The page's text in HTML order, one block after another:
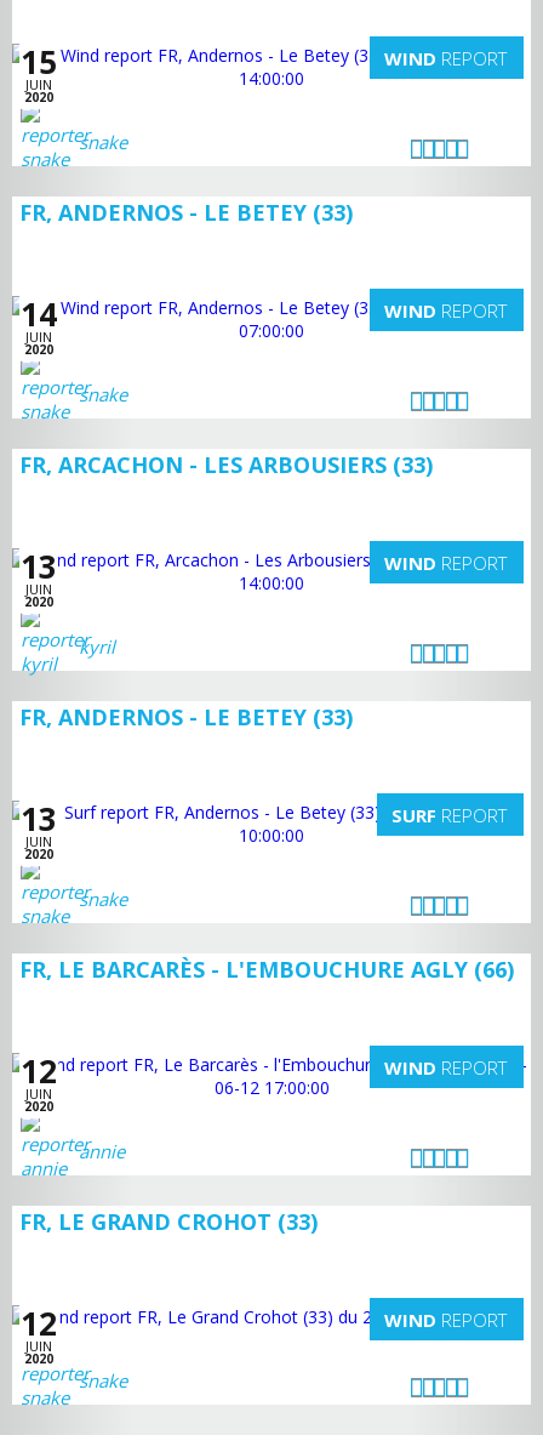
15
JUIN
2020
WIND REPORT
snake
FR, ANDERNOS - LE BETEY (33)
14
JUIN
2020
WIND REPORT
snake
FR, ARCACHON - LES ARBOUSIERS (33)
13
JUIN
2020
WIND REPORT
kyril
FR, ANDERNOS - LE BETEY (33)
13
JUIN
2020
SURF REPORT
snake
FR, LE BARCARÈS - L'EMBOUCHURE AGLY (66)
12
JUIN
2020
WIND REPORT
annie
FR, LE GRAND CROHOT (33)
12
JUIN
2020
WIND REPORT
snake